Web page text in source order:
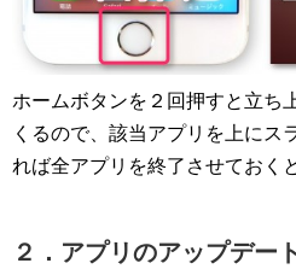
ホームボタンを２回押すと立ち
くるので、該当アプリを上にス
れば全アプリを終了させておく
２．アプリのアップデー